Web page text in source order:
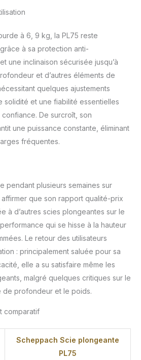
1 x protection anti-
à vis, 1 x fiche pour rails
de guidage, 1 x sécurité
anti-recul
à 6, 9 kg, la PL75 reste
à sa protection anti-
une inclinaison sécurisée jusqu’à
et d’autres éléments de
quelques ajustements
solidité et une fiabilité essentielles
De surcroît, son
une puissance constante, éliminant
fréquentes.
pendant plusieurs semaines sur
que son rapport qualité-prix
à d’autres scies plongeantes sur le
qui se hisse à la hauteur
Le retour des utilisateurs
: principalement saluée pour sa
elle a su satisfaire même les
malgré quelques critiques sur le
de profondeur et le poids.
comparatif
Scheppach Scie plongeante
PL75